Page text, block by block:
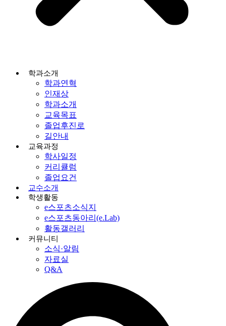
학과소개
학과연혁
인재상
학과소개
교육목표
졸업후진로
길안내
교육과정
학사일정
커리큘럼
졸업요건
교수소개
학생활동
e스포츠소식지
e스포츠동아리(e.Lab)
활동갤러리
커뮤니티
소식·알림
자료실
Q&A